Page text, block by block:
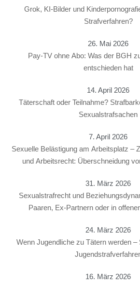
Grok, KI-Bilder und
Strafverfahren?
26. Mai 2026
Pay-TV ohne Abo: Was der BGH
entschieden hat
14. April 2026
Täterschaft oder Teilnahme?
Sexualstrafsachen
7. April 2026
Sexuelle Belästigung am Arbeitsplatz –
und Arbeitsrecht: Überschneidung
31. März 2026
Sexualstrafrecht und
Paaren, Ex-Partnern oder in
24. März 2026
Wenn Jugendliche zu Tätern werden
16. März 2026